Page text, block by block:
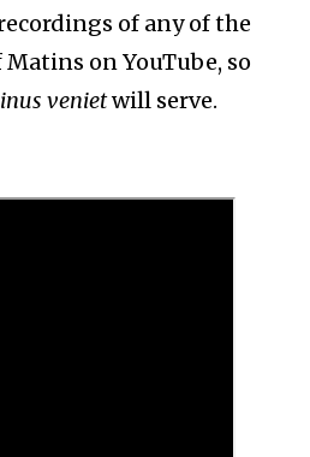
of any of the
Matins on YouTube, so
venietwill serve.